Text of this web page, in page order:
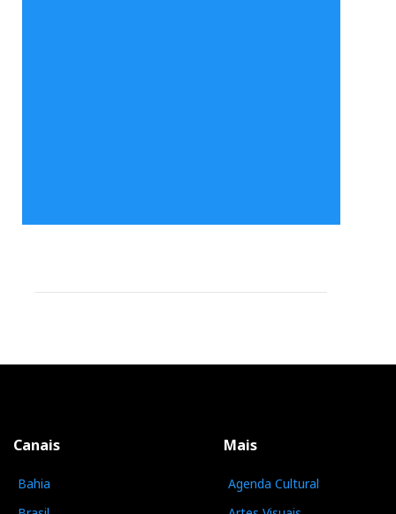
Canais
Bahia
Mais
Agenda Cultural